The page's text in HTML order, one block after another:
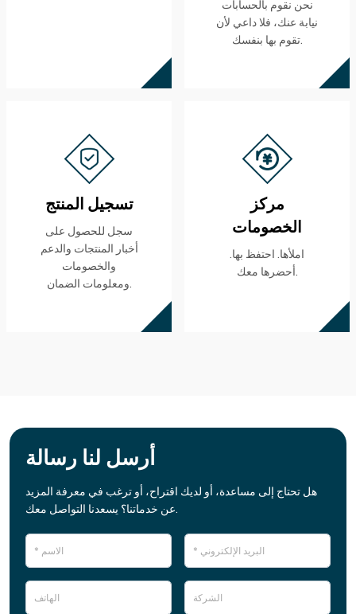
نحن نقوم بالحسابات
نيابة عنك، فلا داعي لأن
تقوم بها بنفسك.
تسجيل المنتج
سجل للحصول على
أخبار المنتجات والدعم
والخصومات
ومعلومات الضمان.
مركز
الخصومات
املأها. احتفظ بها.
أحضرها معك.
أرسل لنا رسالة
هل تحتاج إلى مساعدة، أو لديك اقتراح، أو ترغب في معرفة المزيد
عن خدماتنا؟ يسعدنا التواصل معك.